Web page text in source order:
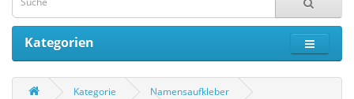
Kategorien
Kategorie
Namensaufkleber